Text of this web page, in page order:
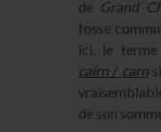
de Grand
fosse
ici, le
cairn/ carn
de son